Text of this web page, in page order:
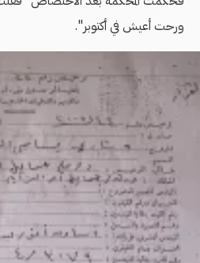
ورحت أعيش في أكتوبر".